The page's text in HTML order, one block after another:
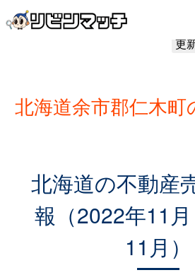
更
北海道余市郡仁木町
北海道の不動産
報（2022年11
11月）